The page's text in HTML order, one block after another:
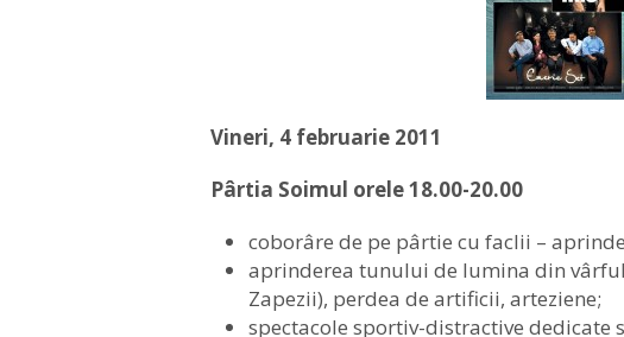
Vineri, 4 februarie 2011
Pârtia Soimul orele 18.00-20.00
coborâre de pe pârtie cu faclii –
aprinderea tunului de lumina din
Zapezii), perdea de artificii, arteziene;
spectacole sportiv-distractive